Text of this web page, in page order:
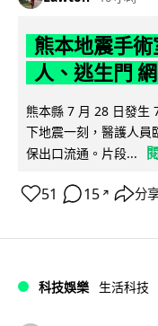
熊本地震手
人、逃生門
熊本縣 7 月 28 日發生
下地震一刻，醫護人員
保出口流通。片段...
51 15 ↗ 分
科技娛樂 生活科技